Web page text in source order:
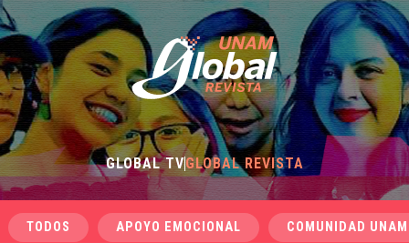
GLOBAL TVGLOBAL REVISTA
TODOS APOYO EMOCIONAL COMUNIDAD UNAM